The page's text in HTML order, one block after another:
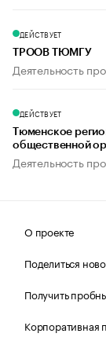
ДЕЙСТВУЕТ
ТРООВ ТЮМГУ
Деятельность
ДЕЙСТВУЕТ
Тюменское
общественной
Деятельность
О проекте
Поделиться
Получить
Корпоративная